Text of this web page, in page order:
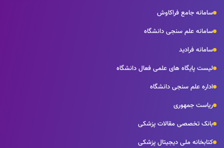
سامانه جامع فراکاوش
سامانه علم سنجی دانشگاه
سامانه فرادید
لیست پایگاه های علمی فعال دانشگاه
اداره علم سنجی دانشگاه
ریاست جمهوری
بانک تخصصی مقالات پزشکی
کتابخانه ملی دیجیتال پزشکی